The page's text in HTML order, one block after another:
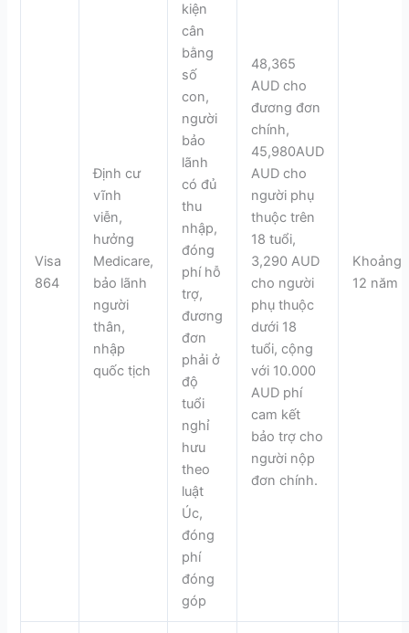
Visa
864
Định cư
vĩnh
viễn,
hưởng
Medicare,
bảo lãnh
người
thân,
nhập
quốc tịch
kiện
cân
bằng
số
con,
người
bảo
lãnh
có đủ
thu
nhập,
đóng
phí hỗ
trợ,
đương
đơn
phải ở
độ
tuổi
nghỉ
hưu
theo
luật
Úc,
đóng
phí
đóng
góp
48,365
AUD cho
đương đơn
chính,
45,980AUD
AUD cho
người phụ
thuộc trên
18 tuổi,
3,290 AUD
cho người
phụ thuộc
dưới 18
tuổi, cộng
với 10.000
AUD phí
cam kết
bảo trợ cho
người nộp
đơn chính.
Khoảng
12 năm